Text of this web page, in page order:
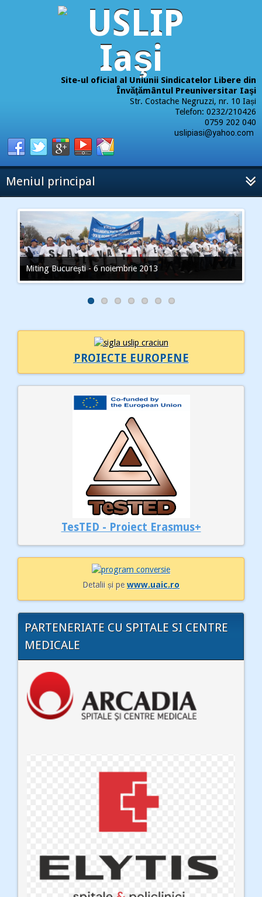
Site-ul oficial al Uniunii Sindicatelor Libere din
Învăţământul Preuniversitar Iaşi
Str. Costache Negruzzi, nr. 10 Iași
Telefon: 0232/210426
0759 202 040
uslipiasi@yahoo.com
Meniul principal
Miting Bucureşti - 6 noiembrie 2013
PROIECTE EUROPENE
TesTED - Proiect Erasmus+
Detalii și pewww.uaic.ro
PARTENERIATE CU SPITALE SI CENTRE
MEDICALE